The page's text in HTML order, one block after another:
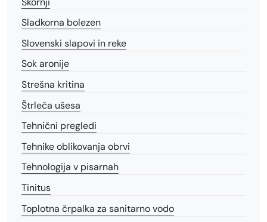
Sladkorna bolezen
Slovenski slapovi in reke
Sok aronije
Strešna kritina
Štrleča ušesa
Tehnični pregledi
Tehnike oblikovanja obrvi
Tehnologija v pisarnah
Tinitus
Toplotna črpalka za sanitarno vodo